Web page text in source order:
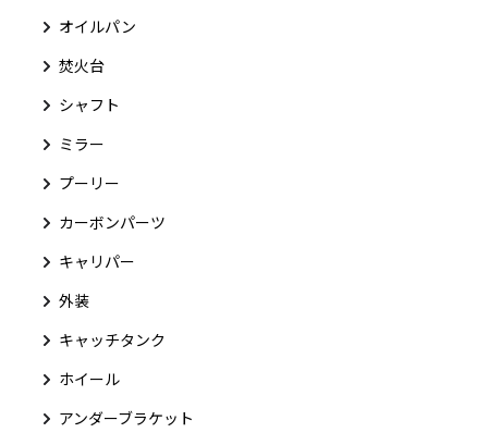
オイルパン
焚火台
シャフト
ミラー
プーリー
カーボンパーツ
キャリパー
外装
キャッチタンク
ホイール
アンダーブラケット